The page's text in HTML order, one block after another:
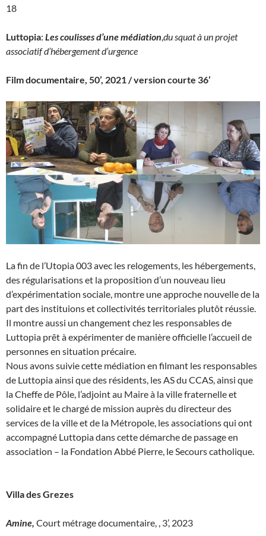
18
Luttopia: Les coulisses d’une médiation du squat à un projet
associatif d’hébergement d’urgence
Film documentaire, 50’, 2021 / version courte 36’
La fin de l’Utopia 003 avec les relogements, les hébergements,
des régularisations et la proposition d’un nouveau lieu
d’expérimentation sociale, montre une approche nouvelle de la
part des instituions et collectivités territoriales plutôt réussie.
Il montre aussi un changement chez les responsables de
Luttopia prêt à expérimenter de manière officielle l’accueil de
personnes en situation précaire.
Nous avons suivie cette médiation en filmant les responsables
de Luttopia ainsi que des résidents, les AS du CCAS, ainsi que
la Cheffe de Pôle, l’adjoint au Maire à la ville fraternelle et
solidaire et le chargé de mission auprès du directeur des
services de la ville et de la Métropole, les associations qui ont
accompagné Luttopia dans cette démarche de passage en
association – la Fondation Abbé Pierre, le Secours catholique.
Villa des Grezes
Amine, Court métrage documentaire, , 3’, 2023